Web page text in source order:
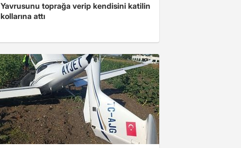
Yavrusunu toprağa verip kendisini katilin
kollarına attı